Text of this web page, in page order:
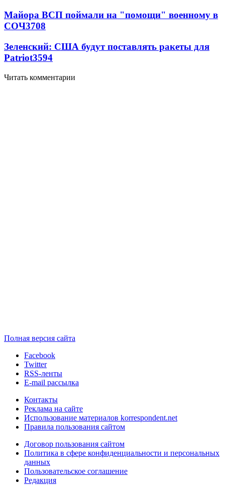
Майора ВСП поймали на "помощи" военному в
СОЧ3708
Зеленский: США будут поставлять ракеты для
Patriot3594
Читать комментарии
Полная версия сайта
Facebook
Twitter
RSS-ленты
E-mail рассылка
Контакты
Реклама на сайте
Использование материалов korrespondent.net
Правила пользования сайтом
Договор пользования сайтом
Политика в сфере конфиденциальности и персональных
данных
Пользовательское соглашение
Редакция